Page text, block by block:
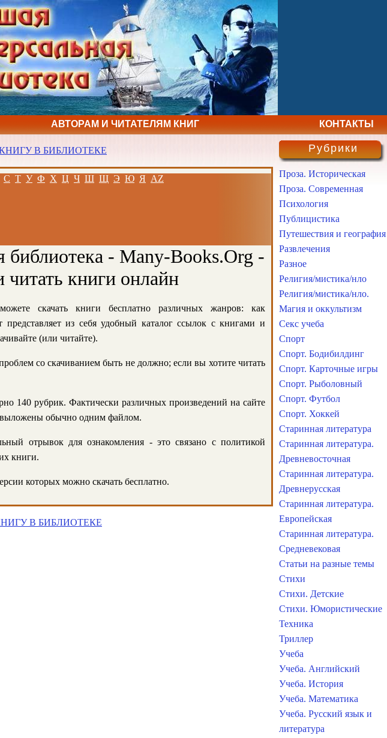
АВТОРАМ И ЧИТАТЕЛЯМ КНИГ КОНТАКТЫ
В БИБЛИОТЕКЕ
С Т У Ф Х Ц Ч Ш Щ Э Ю Я AZ
библиотека - Many-Books.Org -
читать книги онлайн
скачать книги бесплатно различных жанров: как
из себя удобный каталог ссылок с книгами и
(или читайте).
со скачиванием быть не должно; если вы хотите читать
140 рубрик. Фактически различных произведений на сайте
выложены обычно одним файлом.
отрывок для ознакомления - это связано с политикой
книги.
которых можно скачать бесплатно.
В БИБЛИОТЕКЕ
Рубрики
Проза. Историческая
Проза. Современная
Психология
Публицистика
Путешествия и география
Развлечения
Разное
Религия/мистика/нло
Религия/мистика/нло.
Магия и оккультизм
Секс учеба
Спорт
Спорт. Бодибилдинг
Спорт. Карточные игры
Спорт. Рыболовный
Спорт. Футбол
Спорт. Хоккей
Старинная литература
Старинная литература.
Древневосточная
Старинная литература.
Древнерусская
Старинная литература.
Европейская
Старинная литература.
Средневековая
Статьи на разные темы
Стихи
Стихи. Детские
Стихи. Юмористические
Техника
Триллер
Учеба
Учеба. Английский
Учеба. История
Учеба. Математика
Учеба. Русский язык и
литература